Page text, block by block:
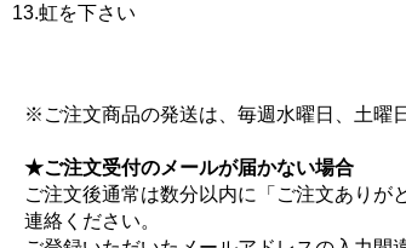
13.虹を下さい
※ご注文商品の発送は、毎週水曜日、土曜
★ご注文受付のメールが届かない場合
ご注文後通常は数分以内に「ご注文あり
連絡ください。